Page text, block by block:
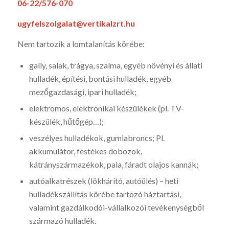
06-22/576-070
ugyfelszolgalat@vertikalzrt.hu
Nem tartozik a lomtalanítás körébe:
gally, salak, trágya, szalma, egyéb növényi és állati
hulladék, építési, bontási hulladék, egyéb
mezőgazdasági, ipari hulladék;
elektromos, elektronikai készülékek (pl. TV-
készülék, hűtőgép…);
veszélyes hulladékok, gumiabroncs; Pl.
akkumulátor, festékes dobozok,
kátrányszármazékok, pala, fáradt olajos kannák;
autóalkatrészek (lökhárító, autóülés) – heti
hulladékszállítás körébe tartozó háztartási,
valamint gazdálkodói-vállalkozói tevékenységből
származó hulladék.